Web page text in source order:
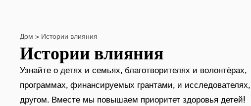
Дом > Истории влияния
Истории влияния
Узнайте о детях и семьях, благотворителях и волонтёрах,
программах, финансируемых грантами, и
другом. Вместе мы повышаем приоритет здоровья детей!